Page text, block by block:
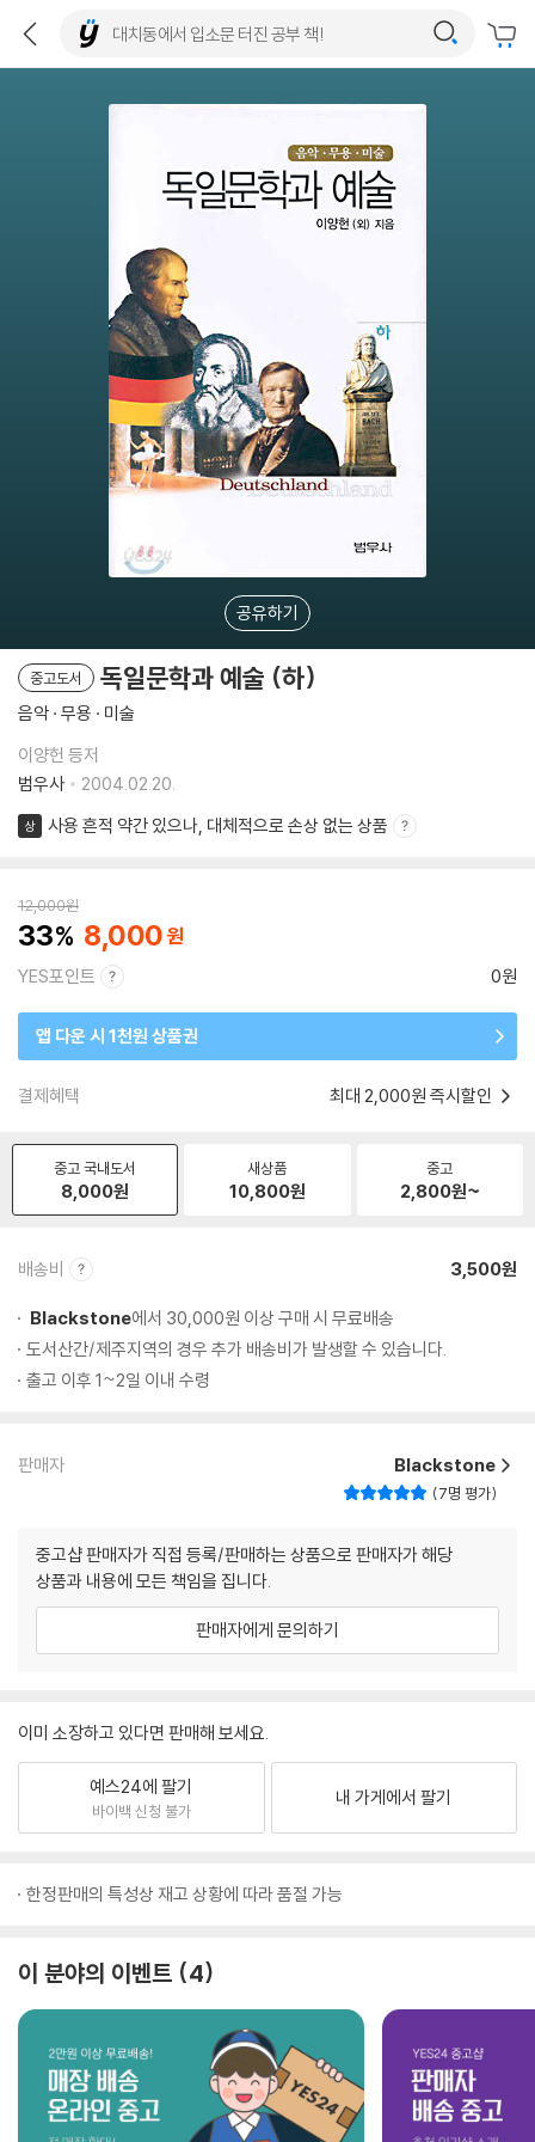
공유하기
중고도서 독일문학과 예술 (하)
음악 · 무용 · 미술
이양헌 등저
범우사
2004.02.20.
상 사용 흔적 약간 있으나, 대체적으로 손상 없는 상품
12,000원
33 8,000
YES포인트 0원
앱 다운 시 1천원 상품권
결제혜택 최대 2,000원 즉시할인
중고 국내도서
8,000원
새상품
10,800원
중고
2,800원~
배송비 3,500원
Blackstone에서 30,000원 이상 구매 시 무료배송
도서산간/제주지역의 경우 추가 배송비가 발생할 수 있습니다.
출고 이후 1~2일 이내 수령
판매자 Blackstone
7명 평가
중고샵 판매자가 직접 등록/판매하는 상품으로 판매자가 해당
상품과 내용에 모든 책임을 집니다.
판매자에게 문의하기
이미 소장하고 있다면 판매해 보세요.
예스24에 팔기
바이백 신청 불가
내 가게에서 팔기
한정판매의 특성상 재고 상황에 따라 품절 가능
이 분야의 이벤트 4